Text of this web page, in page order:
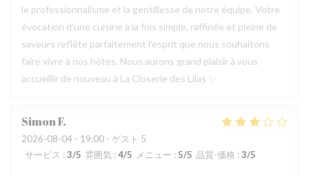
le professionnalisme et la gentillesse de notre équipe. Votre
évocation d’une cuisine à la fois simple, raffinée et pleine de
saveurs reflète parfaitement l’esprit que nous souhaitons
faire vivre à nos hôtes. Nous aurons grand plaisir à vous
accueillir de nouveau à La Closerie des Lilas ✨
SimonF
2026-08-04 - 19:00 - ゲスト 5
サービス : 3/5 雰囲気 : 4/5 メニュー : 5/5 品質-価格 : 3/5